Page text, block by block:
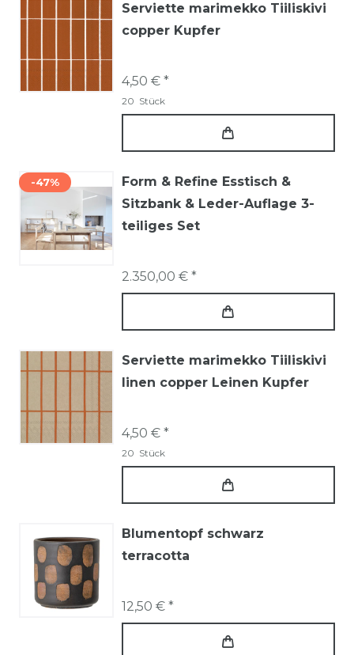
Serviette marimekko Tiiliskivi
copper Kupfer
4,50 € *
20 Stück
-47%
Form & Refine Esstisch &
Sitzbank & Leder-Auflage 3-
teiliges Set
2.350,00 € *
Serviette marimekko Tiiliskivi
linen copper Leinen Kupfer
4,50 € *
20 Stück
Blumentopf schwarz
terracotta
12,50 € *